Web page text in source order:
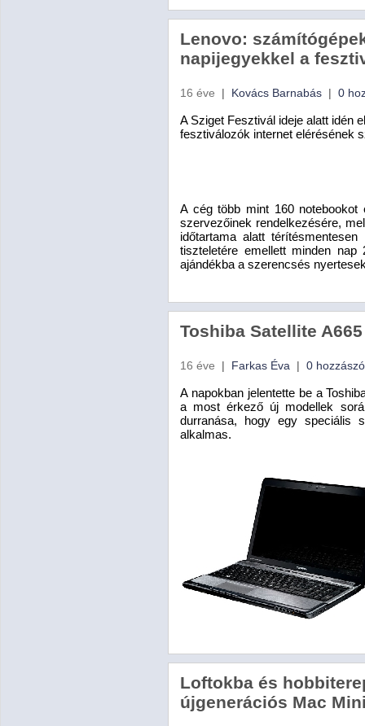
Lenovo:
napijegyekkel a
16 éve | Kovács Barnabás | 0
A Sziget Fesztivál ideje alatt idén
fesztiválozók internet elérésének
A cég több mint 160
szervezőinek rendelkezésére,
időtartama alatt
tiszteletére emellett minden
ajándékba a szerencsés
Toshiba Satellite
16 éve | Farkas Éva | 0
A napokban jelentette be a
a most érkező új modellek
durranása, hogy egy speciális
alkalmas.
Loftokba és
újgenerációs Mac